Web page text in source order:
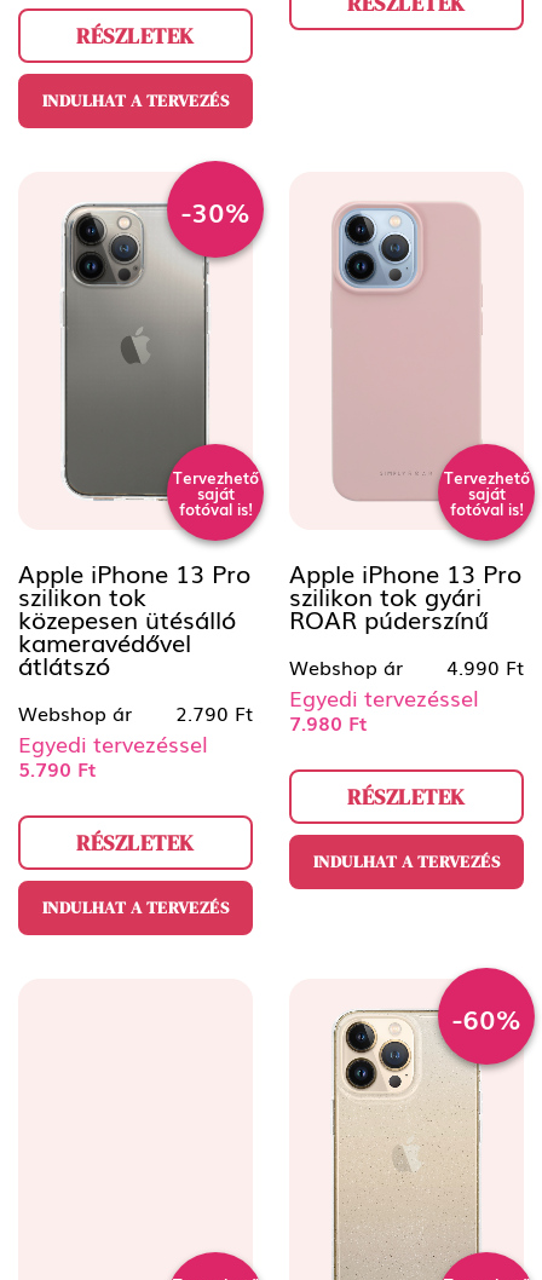
RÉSZLETEK
INDULHAT A TERVEZÉS
-30%
Tervezhető
saját
fotóval is!
Apple iPhone 13 Pro
szilikon tok
közepesen ütésálló
kameravédővel
átlátszó
Webshop ár 2.790 Ft
Egyedi tervezéssel
5.790 Ft
RÉSZLETEK
INDULHAT A TERVEZÉS
Tervezhető
saját
fotóval is!
Apple iPhone 13 Pro
szilikon tok gyári
ROAR púderszínű
Webshop ár 4.990 Ft
Egyedi tervezéssel
7.980 Ft
RÉSZLETEK
INDULHAT A TERVEZÉS
-60%